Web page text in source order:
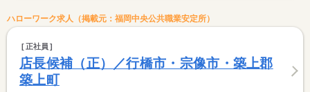
ハローワーク求人（掲載元：福岡中央公共職業安定所）
正社員
店長候補（正）／行橋市・宗像市・築上郡
築上町